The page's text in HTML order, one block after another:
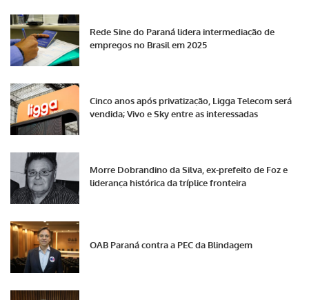
Rede Sine do Paraná lidera intermediação de
empregos no Brasil em 2025
Cinco anos após privatização, Ligga Telecom será
vendida; Vivo e Sky entre as interessadas
Morre Dobrandino da Silva, ex-prefeito de Foz e
liderança histórica da tríplice fronteira
OAB Paraná contra a PEC da Blindagem